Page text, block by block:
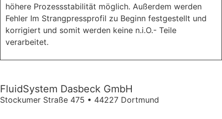
höhere Prozessstabilität möglich. Außerdem werden
Fehler Im Strangpressprofil zu Beginn festgestellt und
korrigiert und somit werden keine n.i.O.- Teile
verarbeitet.
FluidSystem Dasbeck GmbH
Stockumer Straße 475 • 44227 Dortmund